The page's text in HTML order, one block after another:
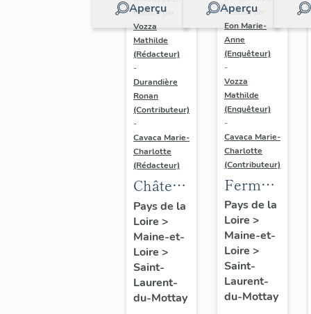
Aperçu
Réalisé par
Vozza
Mathilde
(Rédacteur)
-
Durandière
Ronan
(Contributeur)
-
Cavaca Marie-
Charlotte
(Rédacteur)
Château
de la
Houssaye
Pays de la
Loire >
Maine-et-
Loire >
Saint-
Laurent-
du-Mottay
Aperçu
Réalisé par
Eon Marie-
Anne
(Enquêteur)
-
Vozza
Mathilde
(Enquêteur)
-
Cavaca Marie-
Charlotte
(Contributeur)
Ferme,
dite la
Pauvrière
Pays de la
Loire >
Maine-et-
Loire >
Saint-
Laurent-
du-Mottay